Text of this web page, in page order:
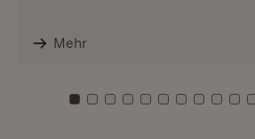
Mehr
Zu Kachel: 0
Zu Kachel: 1
Zu Kachel: 2
Zu Kachel: 3
Zu Kachel: 4
Zu Kachel: 5
ZuZuZu